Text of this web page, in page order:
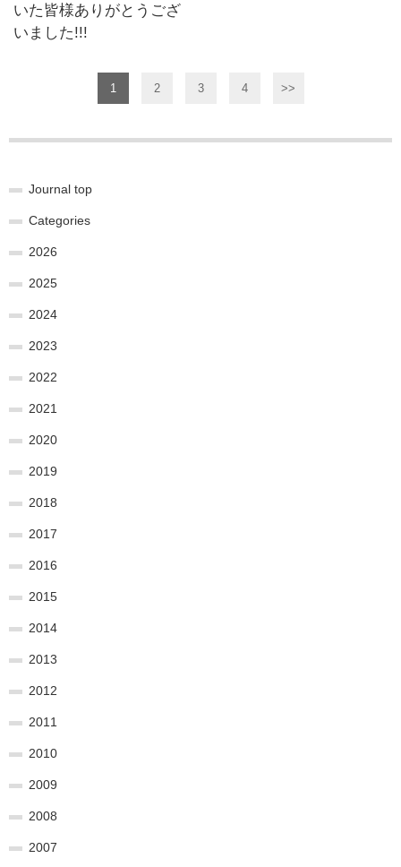
いた皆様ありがとうござ
いました!!!
1 2 3 4 >>
Journal top
Categories
2026
2025
2024
2023
2022
2021
2020
2019
2018
2017
2016
2015
2014
2013
2012
2011
2010
2009
2008
2007